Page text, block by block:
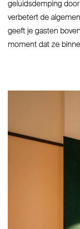
geluids­demping
verbetert de
geeft je gasten
moment dat ze